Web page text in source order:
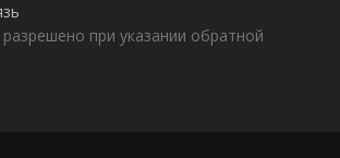
при указании обратной